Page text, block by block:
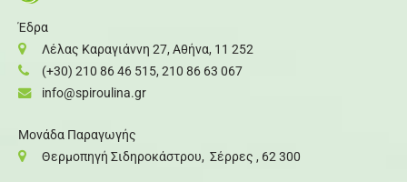
Έδρα
Λέλας Καραγιάννη 27, Αθήνα, 11 252
(+30) 210 86 46 515, 210 86 63 067
info@spiroulina.gr
Μονάδα Παραγωγής
Θερμοπηγή Σιδηροκάστρου, Σέρρες , 62 300